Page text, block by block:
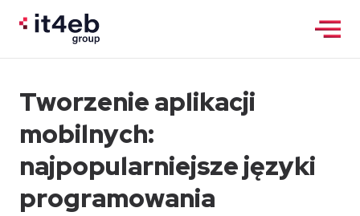
Tworzenie aplikacji
mobilnych:
najpopularniejsze języki
programowania